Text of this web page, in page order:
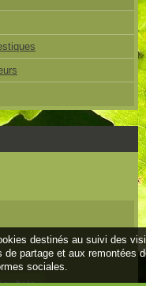
destinés au suivi des
partage et aux remontées
sociales.